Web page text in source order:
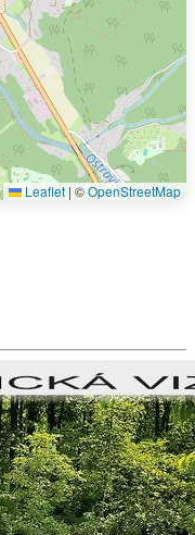
Leaflet | ©OpenStreetMap